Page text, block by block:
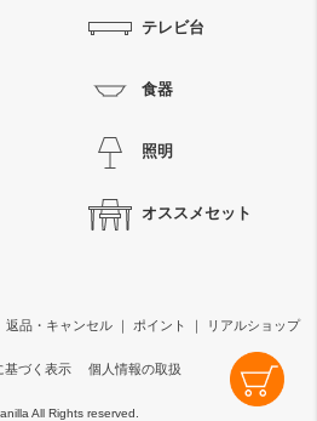
テレビ台
食器
照明
オススメセット
返品・キャンセル ｜ ポイント ｜ リアルショップ
基づく表示 個人情報の取扱
All Rights reserved.